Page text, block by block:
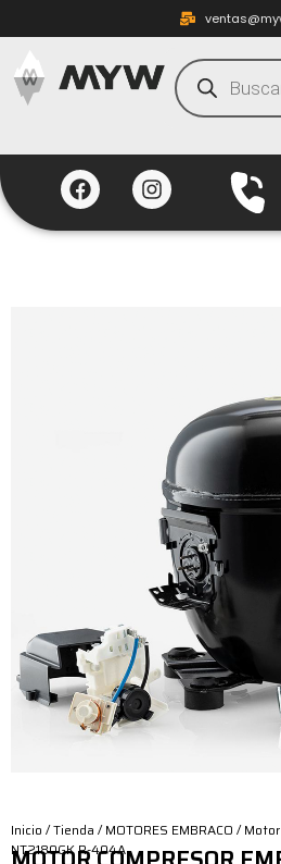
Inicio /Tienda /MOTORES EMBRACO /
NT2180GK R-404A